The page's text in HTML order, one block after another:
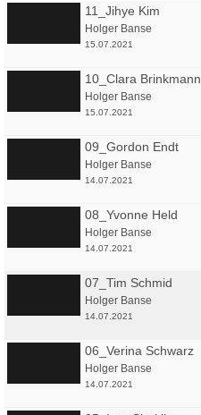
11_Jihye Kim
Holger Banse
15.07.2021
10_Clara Brinkmann
Holger Banse
15.07.2021
09_Gordon Endt
Holger Banse
14.07.2021
08_Yvonne Held
Holger Banse
14.07.2021
07_Tim Schmid
Holger Banse
14.07.2021
06_Verina Schwarz
Holger Banse
14.07.2021